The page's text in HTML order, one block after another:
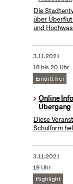
Die
über
und
3.11.2021
18 bis 20 Uhr
Eintritt frei
Online
Diese
Schulform
3.11.2021
19 Uhr
Highlight